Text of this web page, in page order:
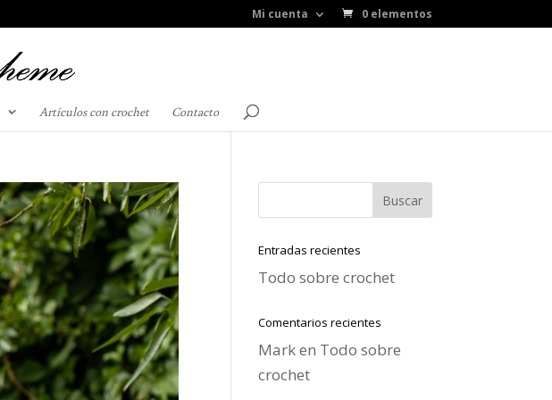
Mi cuenta 0 elementos
Artículos con crochet Contacto
Entradas recientes
Todo sobre crochet
Comentarios recientes
Marken Todo sobre
crochet